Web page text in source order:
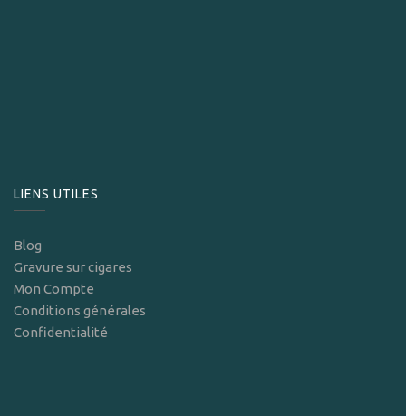
LIENS UTILES
Blog
Gravure sur cigares
Mon Compte
Conditions générales
Confidentialité